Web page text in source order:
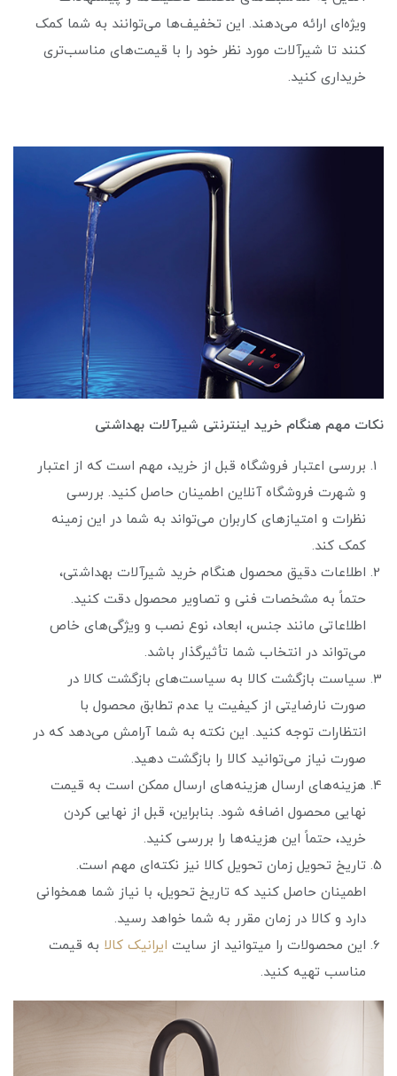
ویژه‌ای ارائه می‌دهند. این تخفیف‌ها می‌توانند به شما کمک
کنند تا شیرآلات مورد نظر خود را با قیمت‌های مناسب‌تری
خریداری کنید.
نکات مهم هنگام خرید اینترنتی شیرآلات بهداشتی
بررسی اعتبار فروشگاه قبل از خرید، مهم است که از اعتبار
و شهرت فروشگاه آنلاین اطمینان حاصل کنید. بررسی
نظرات و امتیازهای کاربران می‌تواند به شما در این زمینه
کمک کند.
اطلاعات دقیق محصول هنگام خرید شیرآلات بهداشتی،
حتماً به مشخصات فنی و تصاویر محصول دقت کنید.
اطلاعاتی مانند جنس، ابعاد، نوع نصب و ویژگی‌های خاص
می‌تواند در انتخاب شما تأثیرگذار باشد.
سیاست بازگشت کالا به سیاست‌های بازگشت کالا در
صورت نارضایتی از کیفیت یا عدم تطابق محصول با
انتظارات توجه کنید. این نکته به شما آرامش می‌دهد که در
صورت نیاز می‌توانید کالا را بازگشت دهید.
هزینه‌های ارسال هزینه‌های ارسال ممکن است به قیمت
نهایی محصول اضافه شود. بنابراین، قبل از نهایی کردن
خرید، حتماً این هزینه‌ها را بررسی کنید.
تاریخ تحویل زمان تحویل کالا نیز نکته‌ای مهم است.
اطمینان حاصل کنید که تاریخ تحویل، با نیاز شما همخوانی
دارد و کالا در زمان مقرر به شما خواهد رسید.
این محصولات را میتوانید از سایت ایرانیک کالا به قیمت
مناسب تهیه کنید.